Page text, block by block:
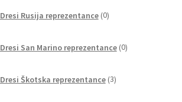
Dresi Rusija reprezentance 0izdelkov
Dresi San Marino reprezentance 0izdelkov
Dresi Škotska reprezentance 3izdelki